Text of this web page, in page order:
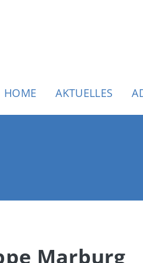
Hauptnavigation
HOME AKTUELLES
Marburg